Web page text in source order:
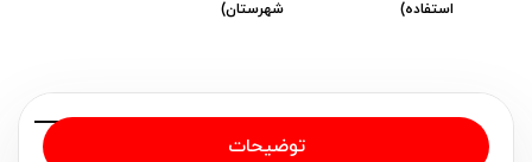
استفاده)
شهرستان)
توضیحات